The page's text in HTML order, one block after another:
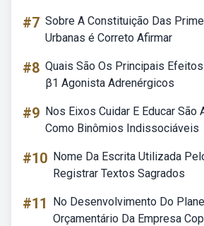
#7 Sobre A Constituição Das
Urbanas é Correto Afirmar
#8 Quais São Os Principais
β1 Agonista Adrenérgicos
#9 Nos Eixos Cuidar E Educar São
Como Binômios Indissociáveis
#10 Nome Da Escrita Utilizada
Registrar Textos Sagrados
#11
No Desenvolvimento Do
Orçamentário Da Empresa